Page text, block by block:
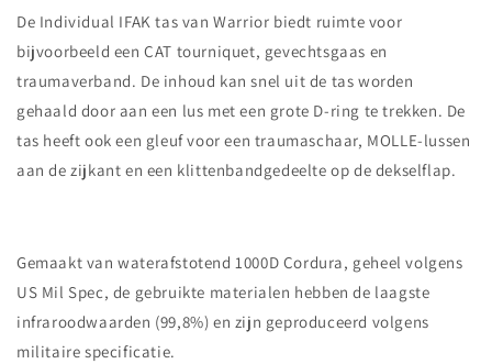
De Individual IFAK tas van Warrior biedt ruimte voor
bijvoorbeeld een CAT tourniquet, gevechtsgaas en
traumaverband. De inhoud kan snel uit de tas worden
gehaald door aan een lus met een grote D-ring te trekken. De
tas heeft ook een gleuf voor een traumaschaar, MOLLE-lussen
aan de zijkant en een klittenbandgedeelte op de dekselflap.
Gemaakt van waterafstotend 1000D Cordura, geheel volgens
US Mil Spec, de gebruikte materialen hebben de laagste
infraroodwaarden (99,8%) en zijn geproduceerd volgens
militaire specificatie.